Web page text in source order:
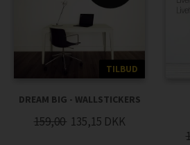
TILBUD
DREAM BIG - WALLSTICKERS
159,00 135,15 DKK